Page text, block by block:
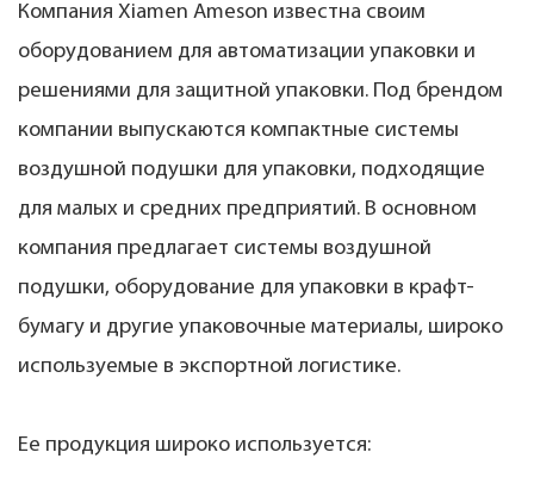
Компания Xiamen Ameson известна своим
оборудованием для автоматизации упаковки и
решениями для защитной упаковки. Под брендом
компании выпускаются компактные системы
воздушной подушки для упаковки, подходящие
для малых и средних предприятий. В основном
компания предлагает системы воздушной
подушки, оборудование для упаковки в крафт-
бумагу и другие упаковочные материалы, широко
используемые в экспортной логистике.
Ее продукция широко используется: